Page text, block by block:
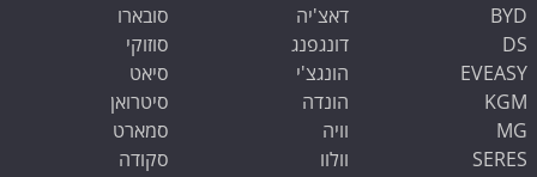
BYD
DS
EVEASY
KGM
MG
SERES
דאצ'יה
דונגפנג
הונגצ'י
הונדה
וויה
וולוו
סובארו
סוזוקי
סיאט
סיטרואן
סמארט
סקודה